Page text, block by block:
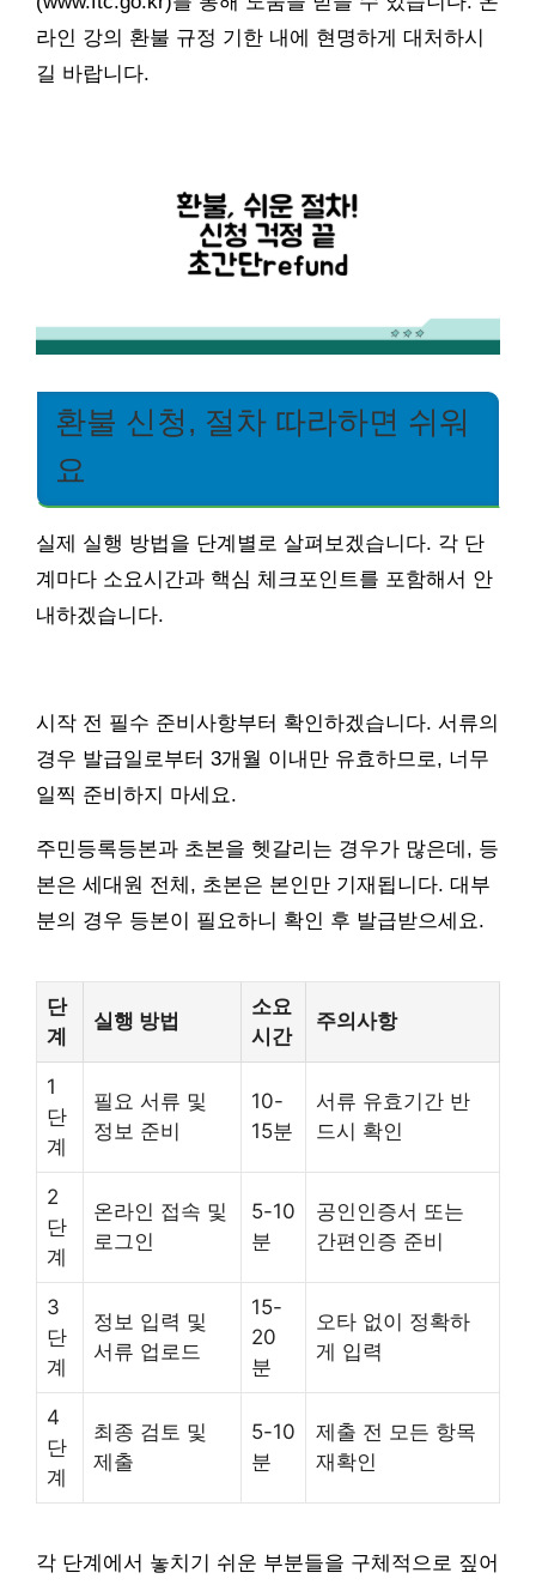
라인 강의 환불 규정 기한 내에 현명하게 대처하시
길 바랍니다.
환불 신청, 절차 따라하면 쉬워
요
실제 실행 방법을 단계별로 살펴보겠습니다. 각 단
계마다 소요시간과 핵심 체크포인트를 포함해서 안
내하겠습니다.
시작 전 필수 준비사항부터 확인하겠습니다. 서류의
경우 발급일로부터 3개월 이내만 유효하므로, 너무
일찍 준비하지 마세요.
주민등록등본과 초본을 헷갈리는 경우가 많은데, 등
본은 세대원 전체, 초본은 본인만 기재됩니다. 대부
분의 경우 등본이 필요하니 확인 후 발급받으세요.
단
계
실행 방법
소요
시간
주의사항
1
단
계
필요 서류 및
정보 준비
10-
15분
서류 유효기간 반
드시 확인
2
단
계
온라인 접속 및
로그인
5-10
분
공인인증서 또는
간편인증 준비
3
단
계
정보 입력 및
서류 업로드
15-
20
분
오타 없이 정확하
게 입력
4
단
계
최종 검토 및
제출
5-10
분
제출 전 모든 항목
재확인
각 단계에서 놓치기 쉬운 부분들을 구체적으로 짚어